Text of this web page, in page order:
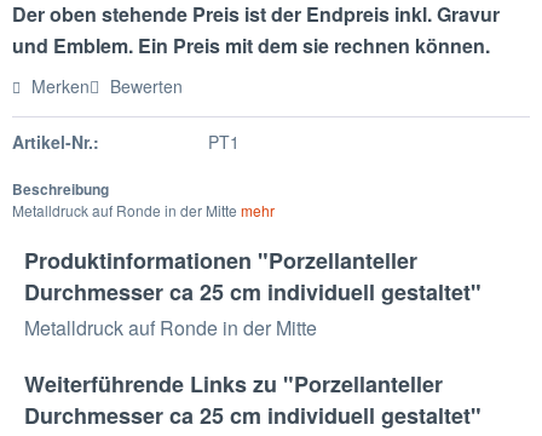
Der oben stehende Preis ist der Endpreis inkl. Gravur
und Emblem. Ein Preis mit dem sie rechnen können.
Merken Bewerten
Artikel-Nr.: PT1
Beschreibung
Metalldruck auf Ronde in der Mitte mehr
Produktinformationen "Porzellanteller
Durchmesser ca 25 cm individuell gestaltet"
Metalldruck auf Ronde in der Mitte
Weiterführende Links zu "Porzellanteller
Durchmesser ca 25 cm individuell gestaltet"